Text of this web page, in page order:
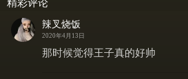
我该如何让你明白我爱你
精彩评论
辣叉烧饭
2020年4月13日
那时候觉得王子真的好帅